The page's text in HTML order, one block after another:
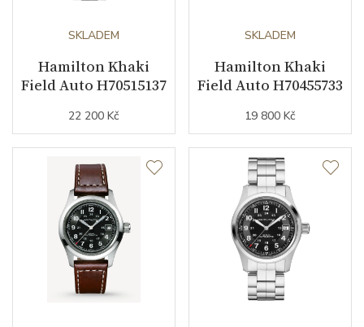
SKLADEM
Hamilton Khaki
Field Auto H70515137
22 200 Kč
SKLADEM
Hamilton Khaki
Field Auto H70455733
19 800 Kč